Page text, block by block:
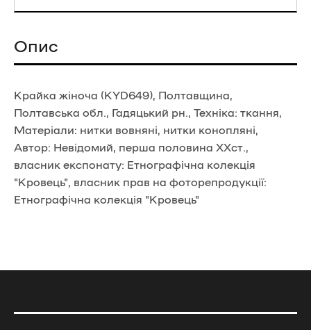
Опис
Крайка жіноча (KYD649), Полтавщина,
Полтавська обл., Гадяцький рн., Техніка: ткання,
Матеріали: нитки вовняні, нитки конопляні,
Автор: Невідомий, перша половина ХХст.,
власник експонату: Етнографічна колекція
"Кровець", власник прав на фоторепродукції:
Етнографічна колекція "Кровець"